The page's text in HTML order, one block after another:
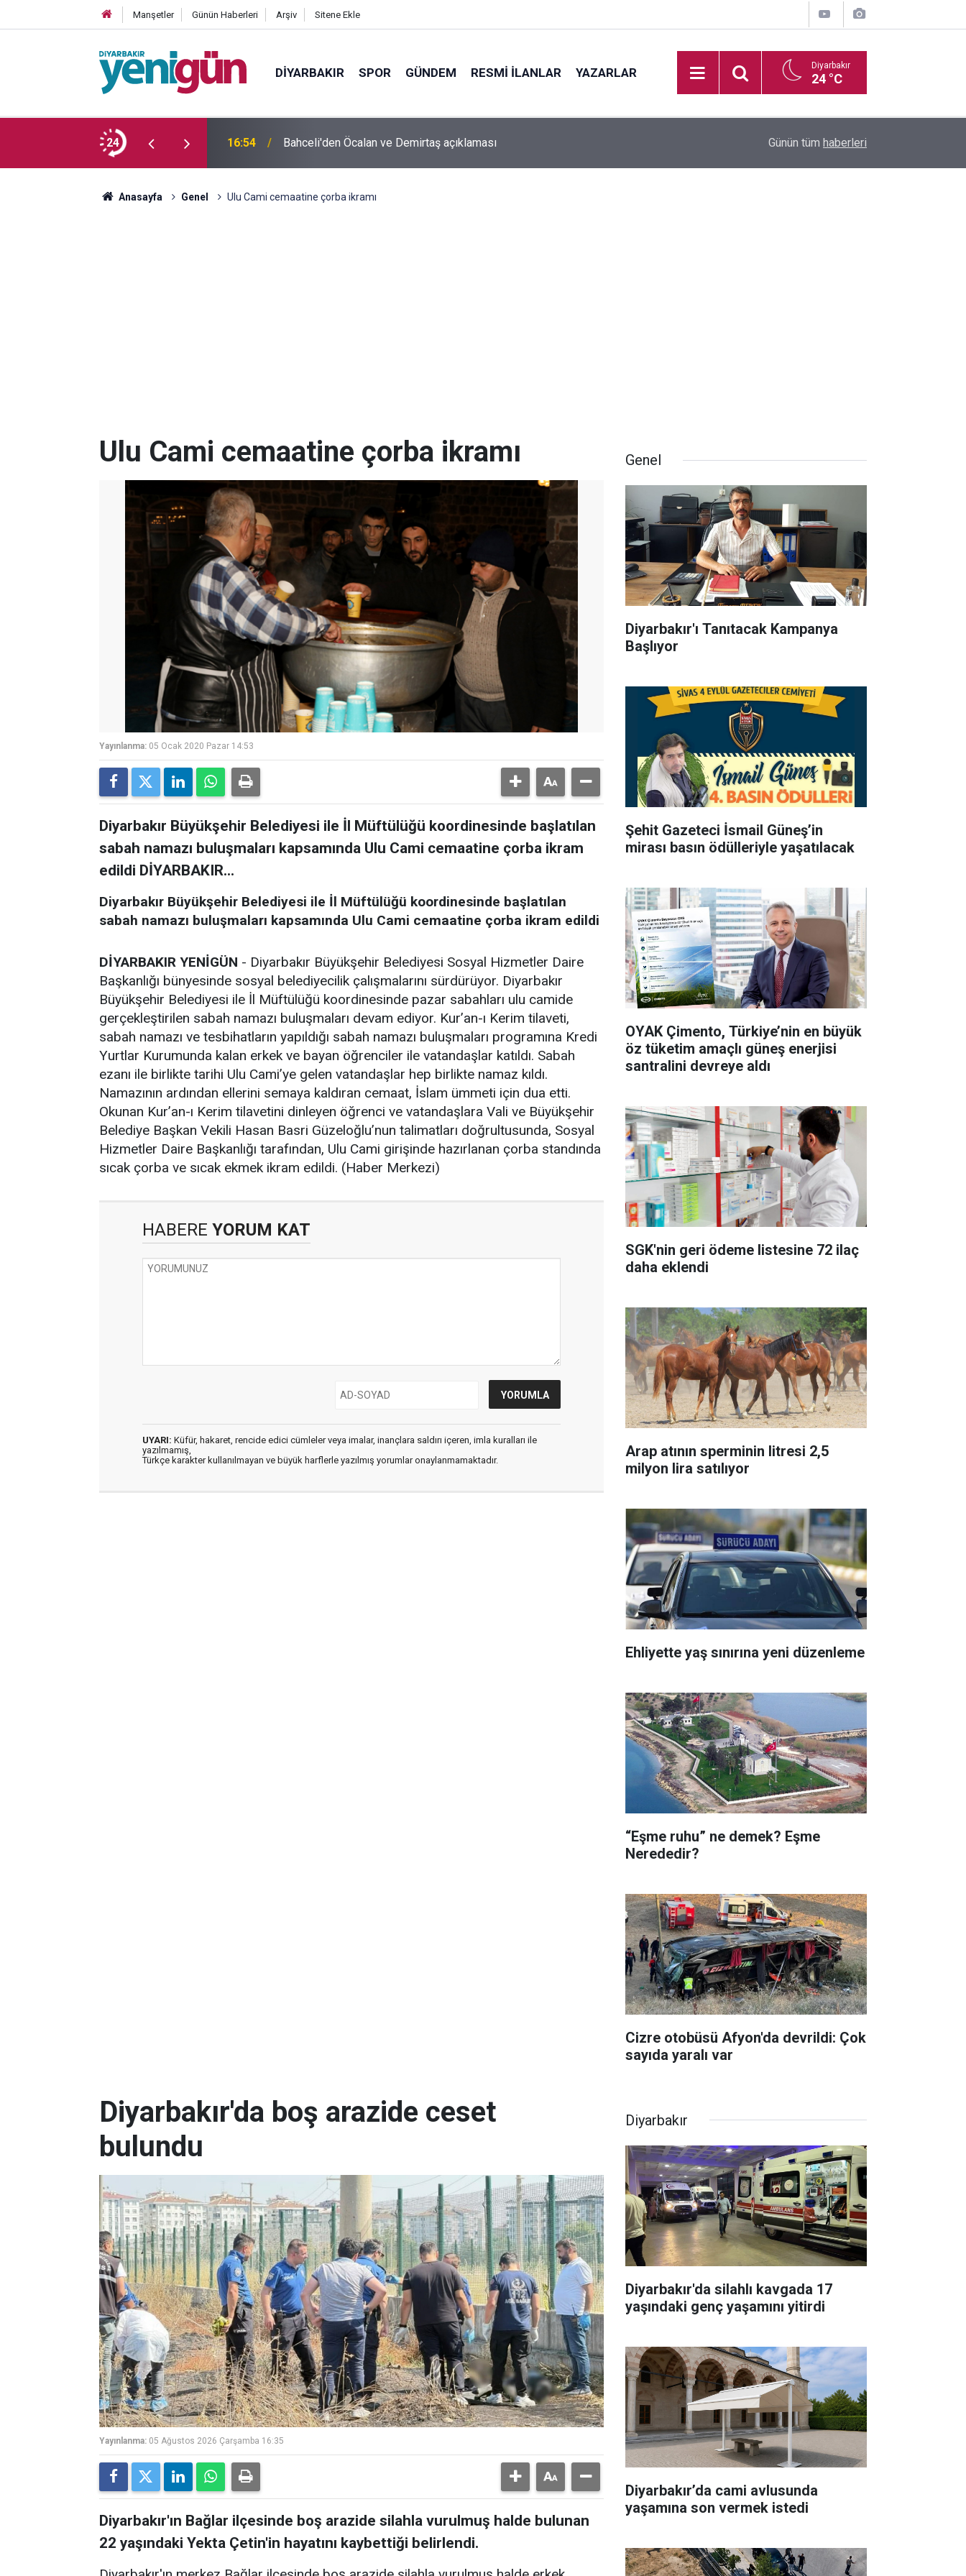
Manşetler Günün Haberleri Arşiv Sitene Ekle
DIYARBAKIR SPOR GÜNDEM RESMI İLANLAR YAZARLAR Diyarbakır
24 °C
24
genç yaşamını yitirdi 16:54 Bahceli'den Öcalan ve Demirtaş açıklaması Diyarbakır'da boş arazide ceset bulundu
Günün tüm haberleri
Anasayfa Genel Ulu Cami cemaatine çorba ikramı
Ulu Cami cemaatine çorba ikramı
Yayınlanma: 05 Ocak 2020 Pazar 14:53
Diyarbakır Büyükşehir Belediyesi ile İl Müftülüğü koordinesinde başlatılan
sabah namazı buluşmaları kapsamında Ulu Cami cemaatine çorba ikram
edildi DİYARBAKIR...
Diyarbakır Büyükşehir Belediyesi ile İl Müftülüğü koordinesinde başlatılan
sabah namazı buluşmaları kapsamında Ulu Cami cemaatine çorba ikram edildi
DİYARBAKIR YENİGÜN - Diyarbakır Büyükşehir Belediyesi Sosyal Hizmetler Daire
Başkanlığı bünyesinde sosyal belediyecilik çalışmalarını sürdürüyor. Diyarbakır
Büyükşehir Belediyesi ile İl Müftülüğü koordinesinde pazar sabahları ulu camide
gerçekleştirilen sabah namazı buluşmaları devam ediyor. Kur’an-ı Kerim tilaveti,
sabah namazı ve tesbihatların yapıldığı sabah namazı buluşmaları programına Kredi
Yurtlar Kurumunda kalan erkek ve bayan öğrenciler ile vatandaşlar katıldı. Sabah
ezanı ile birlikte tarihi Ulu Cami’ye gelen vatandaşlar hep birlikte namaz kıldı.
Namazının ardından ellerini semaya kaldıran cemaat, İslam ümmeti için dua etti.
Okunan Kur’an-ı Kerim tilavetini dinleyen öğrenci ve vatandaşlara Vali ve Büyükşehir
Belediye Başkan Vekili Hasan Basri Güzeloğlu’nun talimatları doğrultusunda, Sosyal
Hizmetler Daire Başkanlığı tarafından, Ulu Cami girişinde hazırlanan çorba standında
sıcak çorba ve sıcak ekmek ikram edildi. (Haber Merkezi)
HABERE YORUM KAT
UYARI: Küfür, hakaret, rencide edici cümleler veya imalar, inançlara saldırı içeren, imla kuralları ile
yazılmamış,
Türkçe karakter kullanılmayan ve büyük harflerle yazılmış yorumlar onaylanmamaktadır.
Genel
Diyarbakır'ı Tanıtacak Kampanya
Başlıyor
Şehit Gazeteci İsmail Güneş’in
mirası basın ödülleriyle yaşatılacak
OYAK Çimento, Türkiye’nin en büyük
öz tüketim amaçlı güneş enerjisi
santralini devreye aldı
SGK'nin geri ödeme listesine 72 ilaç
daha eklendi
Arap atının sperminin litresi 2,5
milyon lira satılıyor
Ehliyette yaş sınırına yeni düzenleme
“Eşme ruhu” ne demek? Eşme
Nerededir?
Cizre otobüsü Afyon'da devrildi: Çok
sayıda yaralı var
Diyarbakır'da boş arazide ceset
bulundu
Yayınlanma: 05 Ağustos 2026 Çarşamba 16:35
Diyarbakır'ın Bağlar ilçesinde boş arazide silahla vurulmuş halde bulunan
22 yaşındaki Yekta Çetin'in hayatını kaybettiği belirlendi.
Diyarbakır
Diyarbakır'da silahlı kavgada 17
yaşındaki genç yaşamını yitirdi
Diyarbakır’da cami avlusunda
yaşamına son vermek istedi